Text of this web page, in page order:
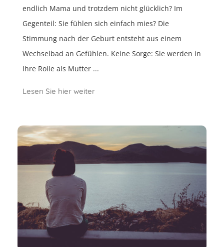
endlich Mama und trotzdem nicht glücklich? Im
Gegenteil: Sie fühlen sich einfach mies? Die
Stimmung nach der Geburt entsteht aus einem
Wechselbad an Gefühlen. Keine Sorge: Sie werden in
Ihre Rolle als Mutter ...
Lesen Sie hier weiter